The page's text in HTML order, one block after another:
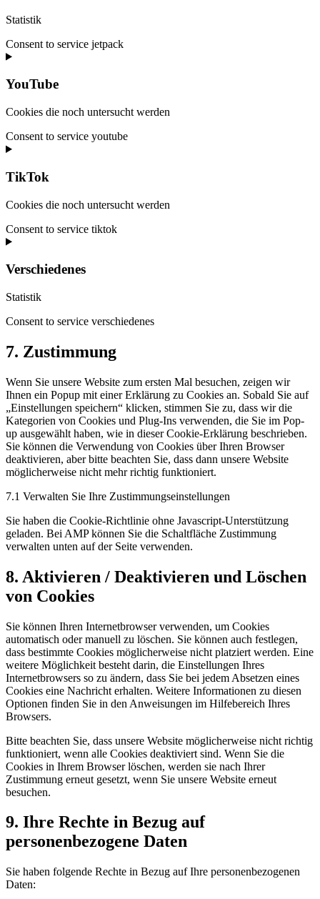
Statistik
Consent to service jetpack
YouTube
Cookies die noch untersucht werden
Consent to service youtube
TikTok
Cookies die noch untersucht werden
Consent to service tiktok
Verschiedenes
Statistik
Consent to service verschiedenes
7. Zustimmung
Wenn Sie unsere Website zum ersten Mal besuchen, zeigen wir
Ihnen ein Popup mit einer Erklärung zu Cookies an. Sobald Sie auf
„Einstellungen speichern“ klicken, stimmen Sie zu, dass wir die
Kategorien von Cookies und Plug-Ins verwenden, die Sie im Pop-
up ausgewählt haben, wie in dieser Cookie-Erklärung beschrieben.
Sie können die Verwendung von Cookies über Ihren Browser
deaktivieren, aber bitte beachten Sie, dass dann unsere Website
möglicherweise nicht mehr richtig funktioniert.
7.1 Verwalten Sie Ihre Zustimmungseinstellungen
Sie haben die Cookie-Richtlinie ohne Javascript-Unterstützung
geladen. Bei AMP können Sie die Schaltfläche Zustimmung
verwalten unten auf der Seite verwenden.
8. Aktivieren / Deaktivieren und Löschen
von Cookies
Sie können Ihren Internetbrowser verwenden, um Cookies
automatisch oder manuell zu löschen. Sie können auch festlegen,
dass bestimmte Cookies möglicherweise nicht platziert werden. Eine
weitere Möglichkeit besteht darin, die Einstellungen Ihres
Internetbrowsers so zu ändern, dass Sie bei jedem Absetzen eines
Cookies eine Nachricht erhalten. Weitere Informationen zu diesen
Optionen finden Sie in den Anweisungen im Hilfebereich Ihres
Browsers.
Bitte beachten Sie, dass unsere Website möglicherweise nicht richtig
funktioniert, wenn alle Cookies deaktiviert sind. Wenn Sie die
Cookies in Ihrem Browser löschen, werden sie nach Ihrer
Zustimmung erneut gesetzt, wenn Sie unsere Website erneut
besuchen.
9. Ihre Rechte in Bezug auf
personenbezogene Daten
Sie haben folgende Rechte in Bezug auf Ihre personenbezogenen
Daten: